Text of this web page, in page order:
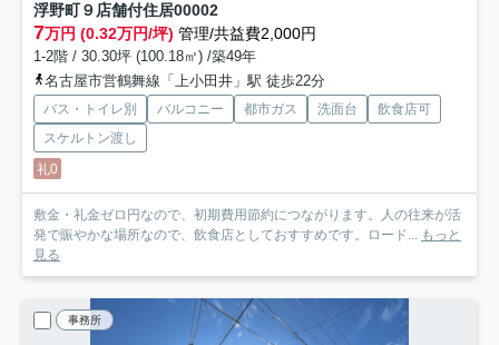
浮野町９店舗付住居00002
7万円 (0.32万円/坪) 管理/共益費2,000円
1-2階 / 30.30坪 (100.18㎡) /築49年
名古屋市営鶴舞線「上小田井」駅 徒歩22分
バス・トイレ別 バルコニー 都市ガス 洗面台
飲食店可
スケルトン渡し
礼0
敷金・礼金ゼロ円なので、初期費用節約につながります。人の往来が活
発で賑やかな場所なので、飲食店としておすすめです。ロード... もっと
見る
事務所